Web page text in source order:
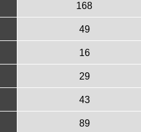
168
49
16
29
43
89